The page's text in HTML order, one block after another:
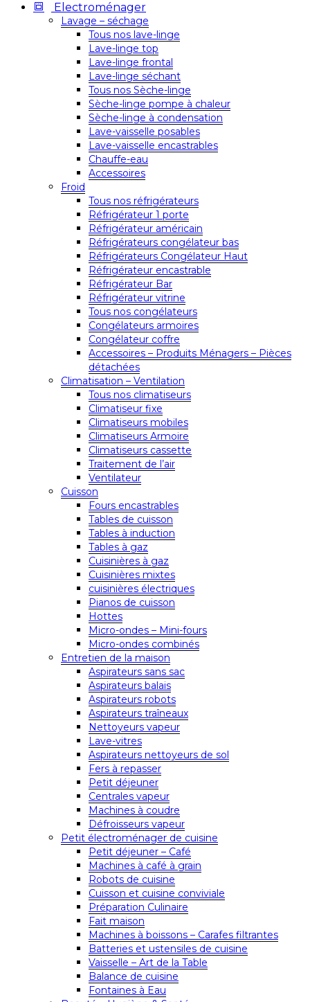
Electroménager
Lavage – séchage
Tous nos lave-linge
Lave-linge top
Lave-linge frontal
Lave-linge séchant
Tous nos Sèche-linge
Sèche-linge pompe à chaleur
Sèche-linge à condensation
Lave-vaisselle posables
Lave-vaisselle encastrables
Chauffe-eau
Accessoires
Froid
Tous nos réfrigérateurs
Réfrigérateur 1 porte
Réfrigérateur américain
Réfrigérateurs congélateur bas
Réfrigérateurs Congélateur Haut
Réfrigérateur encastrable
Réfrigérateur Bar
Réfrigérateur vitrine
Tous nos congélateurs
Congélateurs armoires
Congélateur coffre
Accessoires – Produits Ménagers – Pièces
détachées
Climatisation – Ventilation
Tous nos climatiseurs
Climatiseur fixe
Climatiseurs mobiles
Climatiseurs Armoire
Climatiseurs cassette
Traitement de l’air
Ventilateur
Cuisson
Fours encastrables
Tables de cuisson
Tables à induction
Tables à gaz
Cuisinières à gaz
Cuisinières mixtes
cuisinières électriques
Pianos de cuisson
Hottes
Micro-ondes – Mini-fours
Micro-ondes combinés
Entretien de la maison
Aspirateurs sans sac
Aspirateurs balais
Aspirateurs robots
Aspirateurs traîneaux
Nettoyeurs vapeur
Lave-vitres
Aspirateurs nettoyeurs de sol
Fers à repasser
Petit déjeuner
Centrales vapeur
Machines à coudre
Défroisseurs vapeur
Petit électroménager de cuisine
Petit déjeuner – Café
Machines à café à grain
Robots de cuisine
Cuisson et cuisine conviviale
Préparation Culinaire
Fait maison
Machines à boissons – Carafes filtrantes
Batteries et ustensiles de cuisine
Vaisselle – Art de la Table
Balance de cuisine
Fontaines à Eau